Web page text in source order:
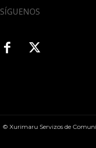
SÍGUENOS
© Xurimaru Servizos de